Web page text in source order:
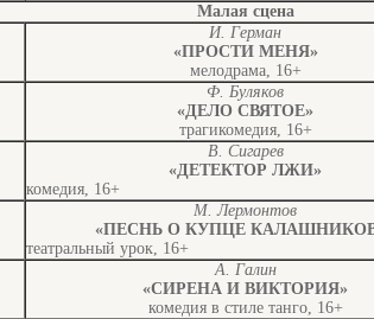
Малая сцена
И. Герман
«ПРОСТИ МЕНЯ»
мелодрама, 16+
Ф. Буляков
«ДЕЛО СВЯТОЕ»
трагикомедия, 16+
В. Сигарев
«ДЕТЕКТОР ЛЖИ»
комедия, 16+
М. Лермонтов
«ПЕСНЬ О КУПЦЕ
театральный урок, 16+
А. Галин
«СИРЕНА И ВИКТОРИЯ»
комедия в стиле танго, 16+